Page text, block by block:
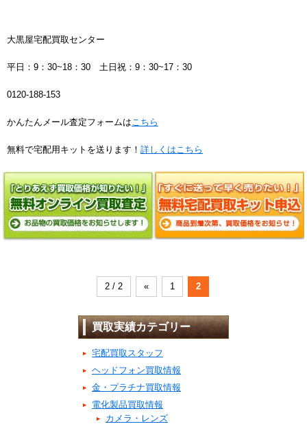
大黒屋宅配買取センター
平日：9：30~18：30 土日祝：9：30~17：30
0120-188-153
かんたんメール査定フォームはこちら
無料で宅配用キットを送ります！ 詳しくはこちら
2 / 2 « 1 2
買取実績カテゴリー
宅配買取スタッフ
ヘッドフォン買取情報
金・プラチナ買取情報
電化製品買取情報
カメラ・レンズ